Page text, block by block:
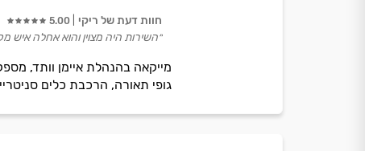
מייקאה בהנהלת איימן וותד,
גופי תאורה, הרכבת כלים
חוות דעת של ריקי 5.00
״השירות היה מצוין והוא אחלה איש